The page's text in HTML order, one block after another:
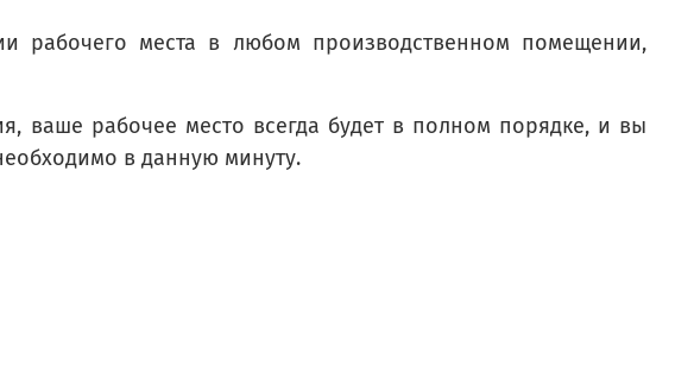
рабочего места в любом производственном помещении,
ваше рабочее место всегда будет в полном порядке, и вы
в данную минуту.